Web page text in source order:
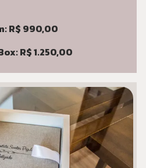
R$ 990,00
R$ 1.250,00